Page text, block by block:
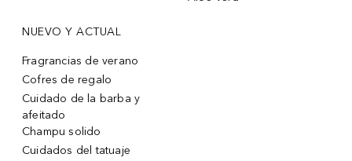
NUEVO Y ACTUAL
Fragrancias de verano
Cofres de regalo
Cuidado de la barba y
afeitado
Champu solido
Cuidados del tatuaje